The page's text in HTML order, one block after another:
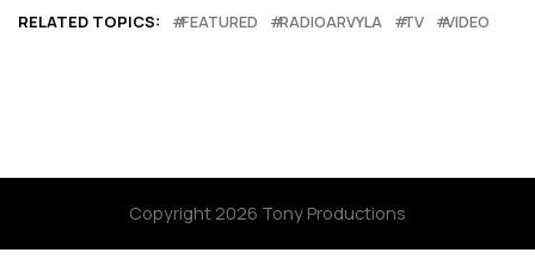
RELATED TOPICS: FEATURED RADIOARVYLA TV VIDEO
Copyright 2026 Tony Productions